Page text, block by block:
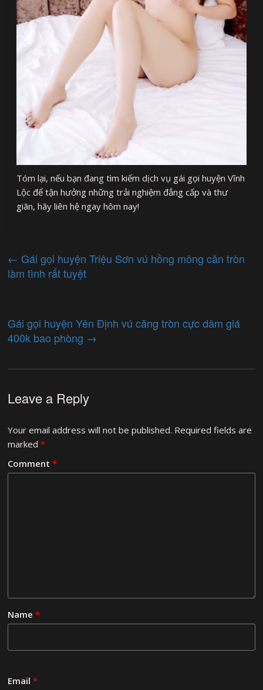
Tóm lại, nếu bạn đang tìm kiếm dịch vụ gái gọi huyện Vĩnh
Lộc để tận hưởng những trải nghiệm đẳng cấp và thư
giãn, hãy liên hệ ngay hôm nay!
← Gái gọi huyện Triệu Sơn vú hồng mông căn tròn
làm tình rất tuyệt
Gái gọi huyện Yên Định vú căng tròn cực dâm giá
400k bao phòng →
Leave a Reply
Your email address will not be published. Required fields are
marked*
Comment*
Name*
Email*